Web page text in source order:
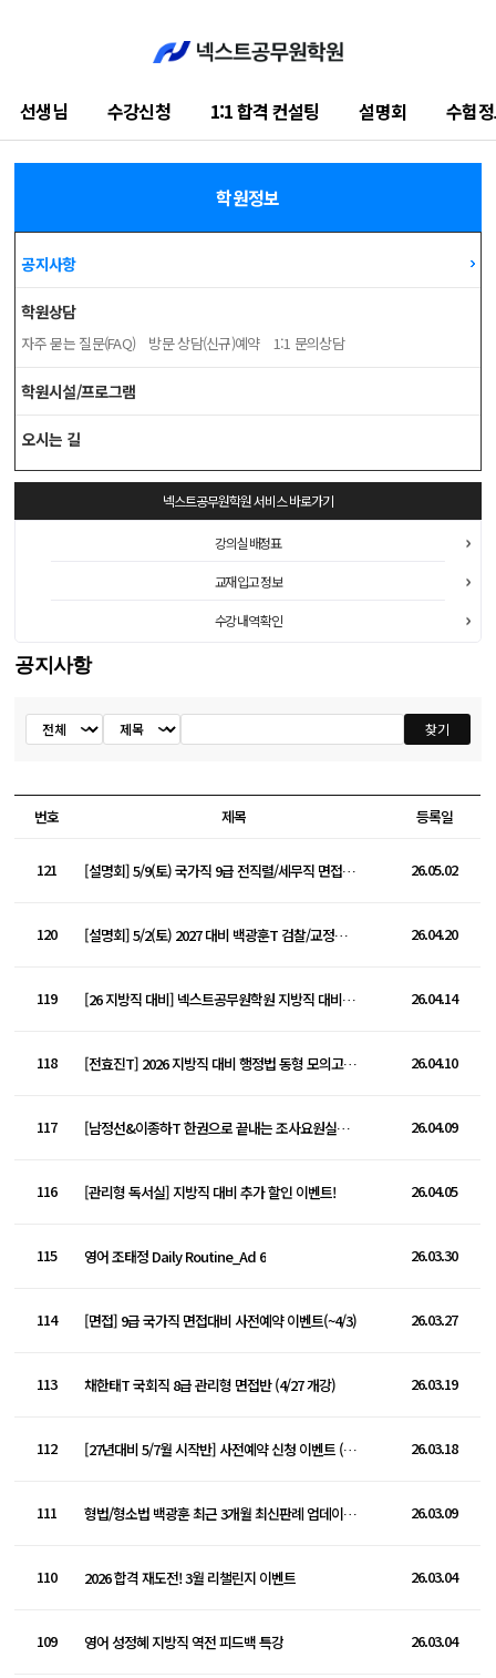
선생님 수강신청 1:1 합격 컨설팅 설명회 수험
공지사항
학원정보
공지사항
학원상담
자주 묻는 질문(FAQ) 방문 상담(신규)예약 1:1 문의상담
학원시설/프로그램
오시는 길
넥스트공무원학원서비스 바로가기
강의실 배정표
교재 입고 정보
수강 내역 확인
공지사항
공지사항
검색 찾기
번호 제목 등록일
121 [설명회] 5/9(토) 국가직 9급 전직렬/세무직 면접반 설명회 26.05.02
120 [설명회] 5/2(토) 2027 대비 백광훈T 검찰/교정직 설명회 26.04.20
119 [26 지방직 대비] 넥스트공무원학원 지방직 대비 Final 종합반 Open!! 26.04.14
118 [전효진T] 2026 지방직 대비 행정법 동형 모의고사 추가 개강 안내 26.04.10
117 [남정선&이종하T 한권으로 끝내는 조사요원실무 특강] 26.04.09
116 [관리형 독서실] 지방직 대비 추가 할인 이벤트! 26.04.05
115 영어 조태정 Daily Routine_Ad 6 26.03.30
114 [면접] 9급 국가직 면접대비 사전예약 이벤트(~4/3) 26.03.27
113 채한태T 국회직 8급 관리형 면접반 (4/27 개강) 26.03.19
112 [27년대비 5/7월 시작반] 사전예약 신청 이벤트 (~3/27) 26.03.18
111 형법/형소법 백광훈 최근 3개월 최신판례 업데이트 특강 26.03.09
110 2026 합격 재도전! 3월 리챌린지 이벤트 26.03.04
109 영어 성정혜 지방직 역전 피드백 특강 26.03.04